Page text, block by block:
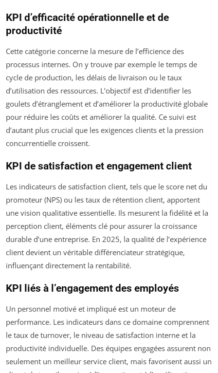
KPI d’efficacité opérationnelle et de
productivité
Cette catégorie concerne la mesure de l’efficience des
processus internes. On y trouve par exemple le temps de
cycle de production, les délais de livraison ou le taux
d’utilisation des ressources. L’objectif est d’identifier les
goulets d’étranglement et d’améliorer la productivité globale
pour réduire les coûts et améliorer la qualité. Ce suivi est
d’autant plus crucial que les exigences clients et la pression
concurrentielle croissent.
KPI de satisfaction et engagement client
Les indicateurs de satisfaction client, tels que le score net du
promoteur (NPS) ou les taux de rétention client, apportent
une vision qualitative essentielle. Ils mesurent la fidélité et la
perception client, éléments clé pour assurer la croissance
durable d’une entreprise. En 2025, la qualité de l’expérience
client devient un véritable différenciateur stratégique,
influençant directement la rentabilité.
KPI liés à l’engagement des employés
Un personnel motivé et impliqué est un moteur de
performance. Les indicateurs dans ce domaine comprennent
le taux de turnover, le niveau de satisfaction interne et la
productivité individuelle. Des équipes engagées assurent non
seulement un meilleur service client, mais favorisent aussi un